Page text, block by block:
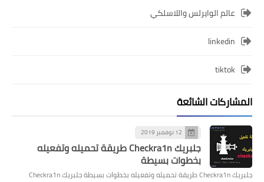
عالم الوايرلس واللاسلكي
linkedin
tiktok
المشاركات الشائعة
12 نوفمبر 2019
جلبريك Checkra1n طريقة تحميله وتفعيله
بخطوات بسيطة
جلبريك Checkra1n طريقة تحميله وتفعيله بخطوات بسيطة جلبريك Checkra1n